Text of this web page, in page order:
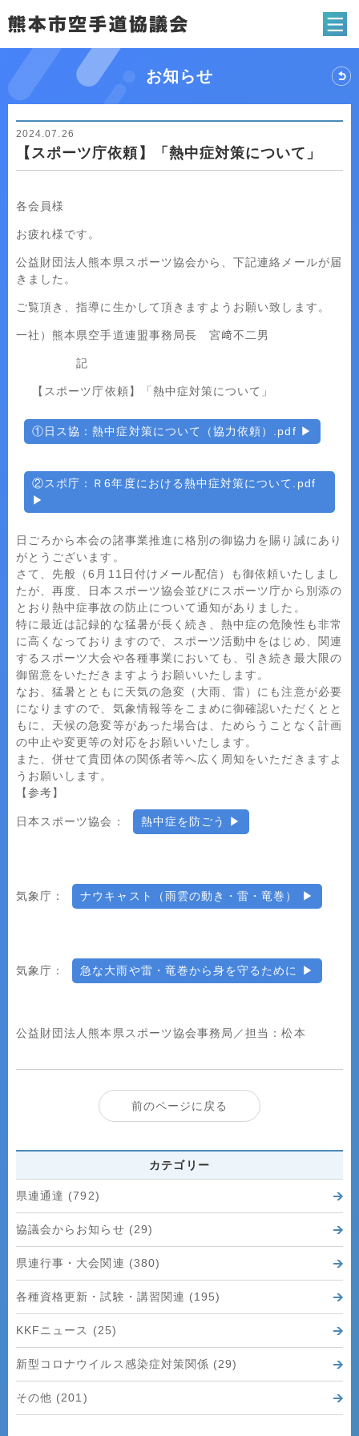
熊本市空手道協
お知らせ
【スポーツ庁依頼】「熱中症対策について」
2024.07.26
各会員様
お疲れ様です。
公益財団法人熊本県スポーツ協会から、下記連絡メールが届
きました。
ご覧頂き、指導に生かして頂きますようお願い致します。
一社）熊本県空手道連盟事務局長 宮﨑不二男
記
【スポーツ庁依頼】「熱中症対策について」
①日ス協：熱中症対策について（協力依頼）.pdf
②スポ庁：Ｒ6年度における熱中症対策について.pdf
日ごろから本会の諸事業推進に格別の御協力を賜り誠にあり
がとうございます。
さて、先般（6月11日付けメール配信）も御依頼いたしまし
たが、再度、日本スポーツ協会並びにスポーツ庁から別添の
とおり熱中症事故の防止について通知がありました。
特に最近は記録的な猛暑が長く続き、熱中症の危険性も非常
に高くなっておりますので、スポーツ活動中をはじめ、関連
するスポーツ大会や各種事業においても、引き続き最大限の
御留意をいただきますようお願いいたします。
なお、猛暑とともに天気の急変（大雨、雷）にも注意が必要
になりますので、気象情報等をこまめに御確認いただくとと
もに、天候の急変等があった場合は、ためらうことなく計画
の中止や変更等の対応をお願いいたします。
また、併せて貴団体の関係者等へ広く周知をいただきますよ
うお願いします。
【参考】
日本スポーツ協会： 熱中症を防ごう
気象庁： ナウキャスト（雨雲の動き・雷・竜巻）
気象庁： 急な大雨や雷・竜巻から身を守るために
公益財団法人熊本県スポーツ協会事務局／担当：松本
前のページに戻る
カテゴリー
県連通達 (792)
協議会からお知らせ (29)
県連行事・大会関連 (380)
各種資格更新・試験・講習関連 (195)
KKFニュース (25)
新型コロナウイルス感染症対策関係 (29)
その他 (201)